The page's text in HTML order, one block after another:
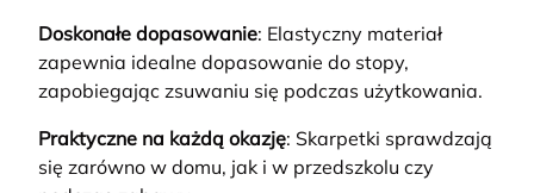
Doskonałe dopasowanie: Elastyczny materiał
zapewnia idealne dopasowanie do stopy,
zapobiegając zsuwaniu się podczas użytkowania.
Praktyczne na każdą okazję: Skarpetki sprawdzają
się zarówno w domu, jak i w przedszkolu czy